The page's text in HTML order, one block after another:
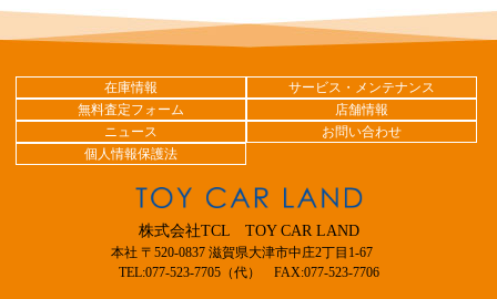
在庫情報
サービス・メンテナンス
無料査定フォーム
店舗情報
ニュース
お問い合わせ
個人情報保護法
株式会社TCL TOY CAR LAND
本社 〒520-0837 滋賀県大津市中庄2丁目1-67
TEL:077-523-7705（代） FAX:077-523-7706